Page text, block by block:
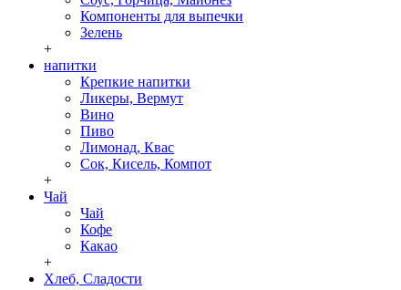
Компоненты для выпечки
Зелень
+
напитки
Крепкие напитки
Ликеры, Вермут
Вино
Пиво
Лимонад, Квас
Сок, Кисель, Компот
+
Чай
Чай
Кофе
Какао
+
Хлеб, Сладости